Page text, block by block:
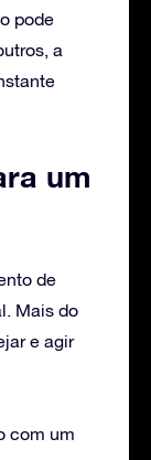
pode
a
um
de
Mais do
e agir
com um